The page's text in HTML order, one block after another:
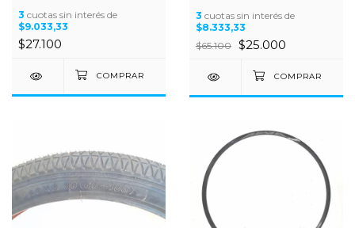
3 cuotas sin interés de
$9.033,33
$27.100
65 PSI - Rodado 27.5
3 cuotas sin interés de
$8.333,33
$65.100 $25.000